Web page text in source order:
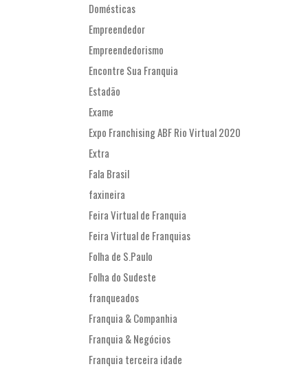
Domésticas
Empreendedor
Empreendedorismo
Encontre Sua Franquia
Estadão
Exame
Expo Franchising ABF Rio Virtual 2020
Extra
Fala Brasil
faxineira
Feira Virtual de Franquia
Feira Virtual de Franquias
Folha de S.Paulo
Folha do Sudeste
franqueados
Franquia & Companhia
Franquia & Negócios
Franquia terceira idade